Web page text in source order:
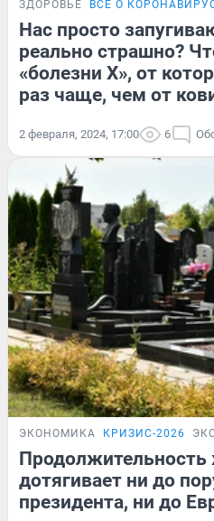
ЗДОРОВЬЕ ВСЁ О
Нас просто
реально страшно?
«болезни X», от
раз чаще, чем от
2 февраля, 2024, 17:00 6
ЭКОНОМИКА КРИЗИС-2026
Продолжительность
дотягивает ни до
президента, ни до